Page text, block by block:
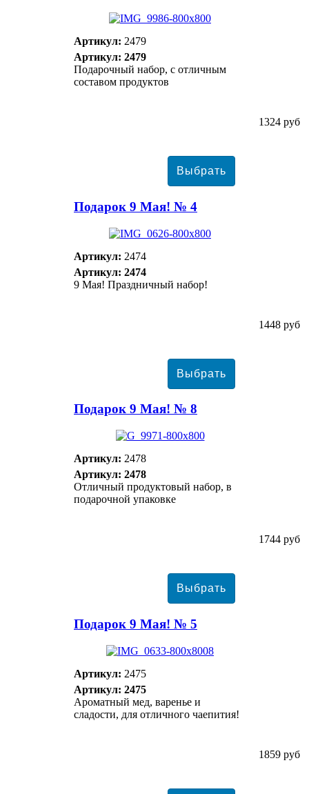
Артикул: 2479
Артикул: 2479
Подарочный набор, с отличным
составом продуктов
1324 руб
Подарок 9 Мая! № 4
Артикул: 2474
Артикул: 2474
9 Мая! Праздничный набор!
1448 руб
Подарок 9 Мая! № 8
Артикул: 2478
Артикул: 2478
Отличный продуктовый набор, в
подарочной упаковке
1744 руб
Подарок 9 Мая! № 5
Артикул: 2475
Артикул: 2475
Ароматный мед, варенье и
сладости, для отличного чаепития!
1859 руб